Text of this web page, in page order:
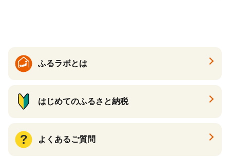
ふるラボとは
はじめてのふるさと納税
よくあるご質問